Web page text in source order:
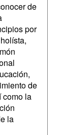
de
por
de
como la
la